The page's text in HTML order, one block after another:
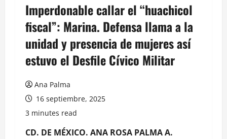
Imperdonable callar el “huachicol
fiscal”: Marina. Defensa llama a la
unidad y presencia de mujeres así
estuvo el Desfile Cívico Militar
Ana Palma
16 septiembre, 2025
3 minutes read
CD. DE MÉXICO. ANA ROSA PALMA A.